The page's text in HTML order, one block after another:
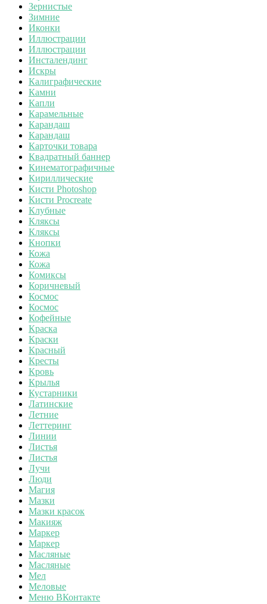
Зернистые
Зимние
Иконки
Иллюстрации
Иллюстрации
Инсталендинг
Искры
Калиграфические
Камни
Капли
Карамельные
Карандаш
Карандаш
Карточки товара
Квадратный баннер
Кинематографичные
Кириллические
Кисти Photoshop
Кисти Procreate
Клубные
Кляксы
Кляксы
Кнопки
Кожа
Кожа
Комиксы
Коричневый
Космос
Космос
Кофейные
Краска
Краски
Красный
Кресты
Кровь
Крылья
Кустарники
Латинские
Летние
Леттеринг
Линии
Листья
Листья
Лучи
Люди
Магия
Мазки
Мазки красок
Макияж
Маркер
Маркер
Масляные
Масляные
Мел
Меловые
Меню ВКонтакте